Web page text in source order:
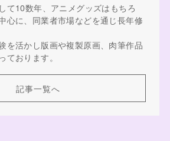
て10数年、アニメグッズはもちろ
心に、同業者市場などを通じ長年修
を活かし版画や複製原画、肉筆作品
ております。
記事一覧へ